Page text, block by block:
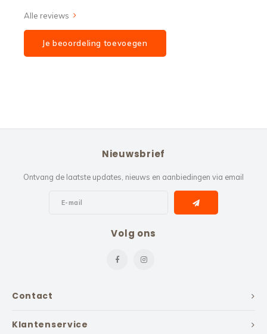
Alle reviews
Je beoordeling toevoegen
Contact
Nieuwsbrief
Ontvang de laatste updates, nieuws en aanbiedingen via email
Volg ons
Klantenservice